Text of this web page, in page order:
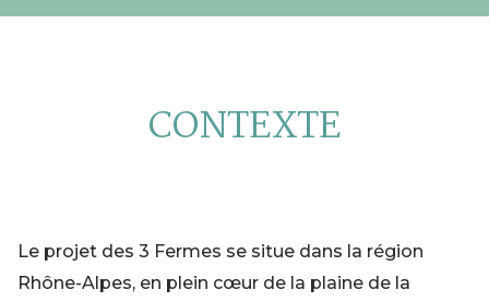
CONTEXTE
Le projet des 3 Fermes se situe dans la région
Rhône-Alpes, en plein cœur de la plaine de la